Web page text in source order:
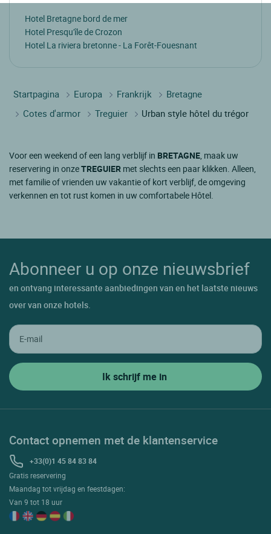
Hotel Bretagne bord de mer
Hotel Presqu'île de Crozon
Hotel La riviera bretonne - La Forêt-Fouesnant
Startpagina Europa Frankrijk
Bretagne
Cotes d'armor
Treguier Urban style hôtel du trégor
Voor een weekend of een lang verblijf in BRETAGNE , maak uw
reservering in onzeTREGUIER met slechts een paar klikken. Alleen,
met familie of vrienden uw vakantie of kort verblijf, de omgeving
verkennen en tot rust komen in uw comfortabele Hôtel.
Abonneer u op onze nieuwsbrief
en ontvang interessante aanbiedingen van en het laatste nieuws
over van onze hotels.
Contact opnemen met de klantenservice
+33(0)1 45 84 83 84
Gratis reservering
Maandag tot vrijdag en feestdagen:
Van 9 tot 18 uur